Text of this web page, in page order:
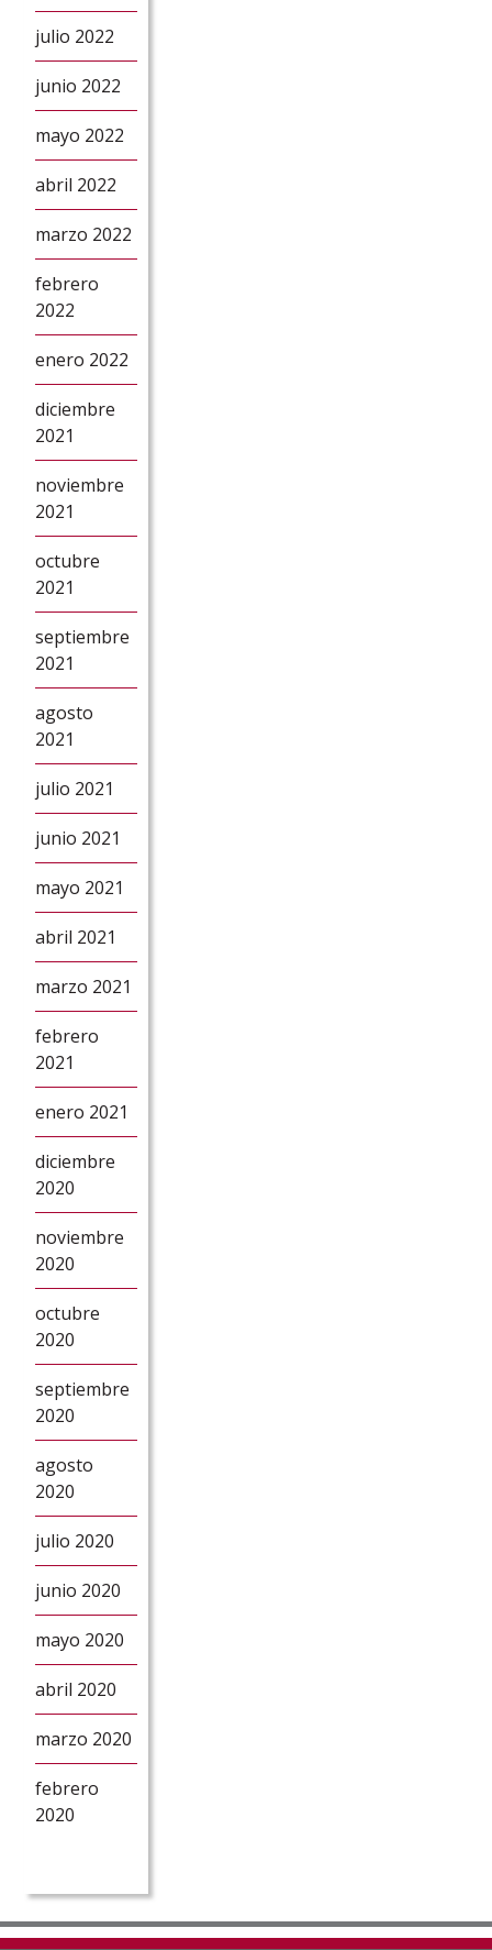
julio 2022
junio 2022
mayo 2022
abril 2022
marzo 2022
febrero
2022
enero 2022
diciembre
2021
noviembre
2021
octubre
2021
septiembre
2021
agosto
2021
julio 2021
junio 2021
mayo 2021
abril 2021
marzo 2021
febrero
2021
enero 2021
diciembre
2020
noviembre
2020
octubre
2020
septiembre
2020
agosto
2020
julio 2020
junio 2020
mayo 2020
abril 2020
marzo 2020
febrero
2020